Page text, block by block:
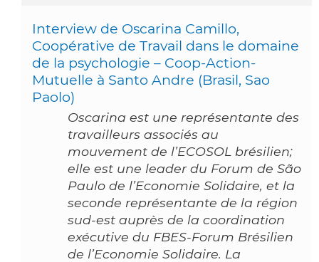
Interview de Oscarina Camillo,
Coopérative de Travail dans le domaine
de la psychologie – Coop-Action-
Mutuelle à Santo Andre (Brasil, Sao
Paolo)
Oscarina est une représentante des
travailleurs associés au
mouvement de l’ECOSOL brésilien;
elle est une leader du Forum de São
Paulo de l’Economie Solidaire, et la
seconde représentante de la région
sud-est auprès de la coordination
exécutive du FBES-Forum Brésilien
de l’Economie Solidaire. La